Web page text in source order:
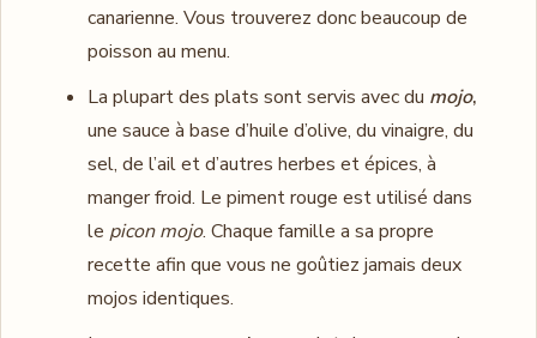
canarienne. Vous trouverez donc beaucoup de
poisson au menu.
La plupart des plats sont servis avec du mojo,
une sauce à base d’huile d’olive, du vinaigre, du
sel, de l’ail et d’autres herbes et épices, à
manger froid. Le piment rouge est utilisé dans
le picon mojo. Chaque famille a sa propre
recette afin que vous ne goûtiez jamais deux
mojos identiques.